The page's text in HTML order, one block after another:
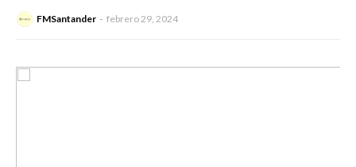
FMSantander febrero 29, 2024